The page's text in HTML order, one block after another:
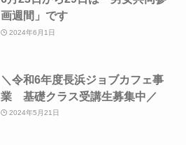
画週間」です
2024年6月1日
＼令和6年度長浜ジョブカフェ事
業 基礎クラス受講生募集中／
2024年5月21日